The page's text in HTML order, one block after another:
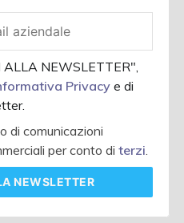
ALLA NEWSLETTER",
Privacye di
di comunicazioni
per conto diterzi.
NEWSLETTER